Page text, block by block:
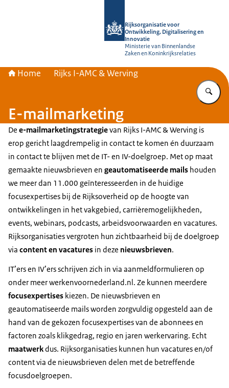
Rijksorganisatie voor
Ontwikkeling, Digitalisering en
Innovatie
Ministerie van Binnenlandse
Zaken en Koninkrijksrelaties
Home Rijks I-AMC & Werving
E-mailmarketing
De e-mailmarketingstrategievan Rijks I-AMC & Werving is
erop gericht laagdrempelig in contact te komen én duurzaam
in contact te blijven met de IT- en IV-doelgroep. Met op maat
gemaakte nieuwsbrieven en geautomatiseerde mails houden
we meer dan 11.000 geïnteresseerden in de huidige
focusexpertises bij de Rijksoverheid op de hoogte van
ontwikkelingen in het vakgebied, carrièremogelijkheden,
events, webinars, podcasts, arbeidsvoorwaarden en vacatures.
Rijksorganisaties vergroten hun zichtbaarheid bij de doelgroep
via content en vacatures in deze nieuwsbrieven.
IT’ers en IV’ers schrijven zich in via aanmeldformulieren op
onder meer werkenvoornederland.nl. Ze kunnen meerdere
focusexpertises kiezen. De nieuwsbrieven en
geautomatiseerde mails worden zorgvuldig opgesteld aan de
hand van de gekozen focusexpertises van de abonnees en
factoren zoals klikgedrag, regio en jaren werkervaring. Echt
maatwerkdus. Rijksorganisaties kunnen hun vacatures en/of
content via de nieuwsbrieven delen met de betreffende
focusdoelgroepen.